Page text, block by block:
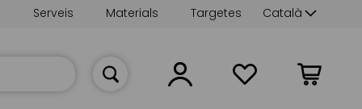
Language
Català
Targetes
Materials
Serveis
La meva